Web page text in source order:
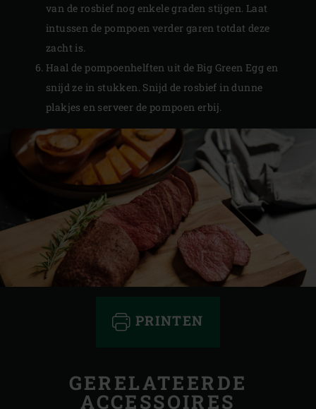
van de rosbief nog enkele graden stijgen. Laat
intussen de pompoen verder garen totdat deze
zacht is.
Haal de pompoenhelften uit de Big Green Egg en
snijd ze in stukken. Snijd de rosbief in dunne
plakjes en serveer de pompoen erbij.
PRINTEN
GERELATEERDE
ACCESSOIRES